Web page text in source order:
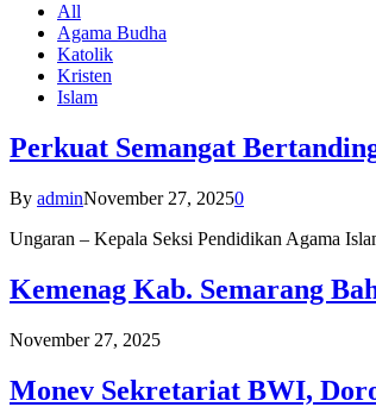
All
Agama Budha
Katolik
Kristen
Islam
Perkuat Semangat
By adminNovember 27, 20250
Ungaran – Kepala Seksi Pendidikan Agama
Kemenag Kab. Semarang
November 27, 2025
Monev Sekretariat BWI,